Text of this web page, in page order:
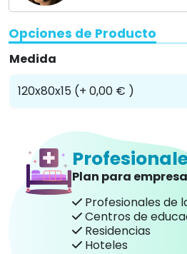
Opciones de Producto
Medida
Plan para
Profesionales de
Centros de
Residencias
Hoteles